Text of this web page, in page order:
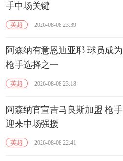
手中场关键
英超 2026-08-08 23:39
阿森纳有意恩迪亚耶 球员成为
枪手选择之一
英超 2026-08-08 23:18
阿森纳官宣吉马良斯加盟 枪手
迎来中场强援
英超 2026-08-08 22:41